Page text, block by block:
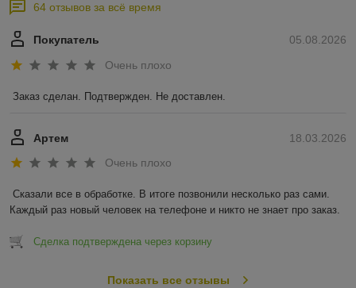
64 отзывов за всё время
05.08.2026
Покупатель
Очень плохо
Заказ сделан. Подтвержден. Не доставлен.
18.03.2026
Артем
Очень плохо
Сказали все в обработке. В итоге позвонили несколько раз сами.
Каждый раз новый человек на телефоне и никто не знает про заказ.
Сделка подтверждена через корзину
Показать все отзывы